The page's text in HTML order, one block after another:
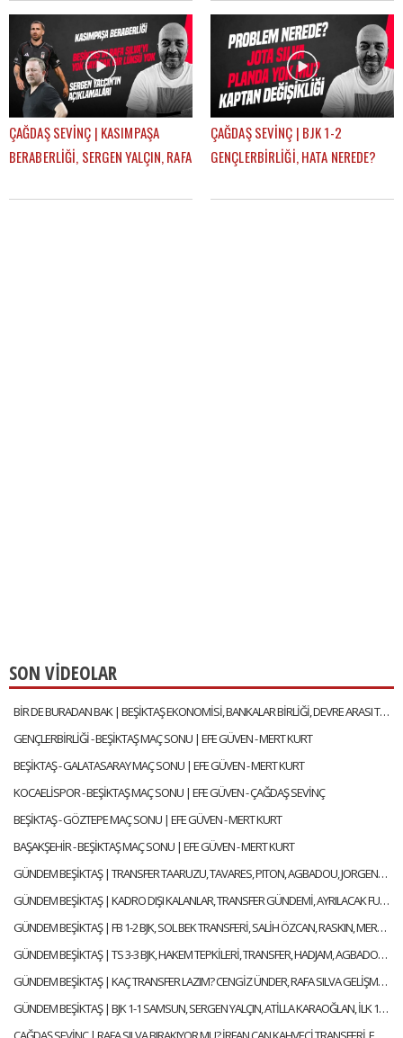
| GÜNDEM BEŞİKTAŞ GÜNDEM BEŞİKTAŞ
ÇAĞDAŞ SEVİNÇ | KASIMPAŞA
BERABERLİĞİ, SERGEN YALÇIN, RAFA
BEŞİKTAŞ
ÇAĞDAŞ SEVİNÇ | BJK 1-2
GENÇLERBİRLİĞİ, HATA NEREDE?
GÜNDEM BEŞİKTAŞ
SON VİDEOLAR
BİR DE BURADAN BAK | BEŞİKTAŞ EKONOMİSİ, BANKALAR BİRLİĞİ, DEVRE ARASI TRANSFERLERİ | GÖKHAN TİRYAKİ
GENÇLERBİRLİĞİ - BEŞİKTAŞ MAÇ SONU | EFE GÜVEN - MERT KURT
BEŞİKTAŞ - GALATASARAY MAÇ SONU | EFE GÜVEN - MERT KURT
KOCAELİSPOR - BEŞİKTAŞ MAÇ SONU | EFE GÜVEN - ÇAĞDAŞ SEVİNÇ
BEŞİKTAŞ - GÖZTEPE MAÇ SONU | EFE GÜVEN - MERT KURT
BAŞAKŞEHİR - BEŞİKTAŞ MAÇ SONU | EFE GÜVEN - MERT KURT
GÜNDEM BEŞİKTAŞ | TRANSFER TAARUZU, TAVARES, PITON, AGBADOU, JORGENSEN, STROEYKENS | ÇAĞDAŞ SEVİNÇ
GÜNDEM BEŞİKTAŞ | KADRO DIŞI KALANLAR, TRANSFER GÜNDEMİ, AYRILACAK FUTBOLCULAR | ÇAĞDAŞ SEVİNÇ
GÜNDEM BEŞİKTAŞ | FB 1-2 BJK, SOL BEK TRANSFERİ, SALİH ÖZCAN, RASKIN, MERT GÜNOK | ÇAĞDAŞ SEVİNÇ
GÜNDEM BEŞİKTAŞ | TS 3-3 BJK, HAKEM TEPKİLERİ, TRANSFER, HADJAM, AGBADOU, RASKIN | ÇAĞDAŞ SEVİNÇ
GÜNDEM BEŞİKTAŞ | KAÇ TRANSFER LAZIM? CENGİZ ÜNDER, RAFA SILVA GELİŞMESİ, ABOUBAKAR | ÇAĞDAŞ SEVİNÇ
GÜNDEM BEŞİKTAŞ | BJK 1-1 SAMSUN, SERGEN YALÇIN, ATİLLA KARAOĞLAN, İLK 11 TERCİHLERİ | ÇAĞDAŞ SEVİNÇ